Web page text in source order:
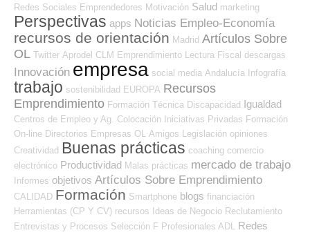
Redes Sociales Emprendedores Motivación Salud marketing
Perspectivas apps Noticias Empleo-Economía
recursos de orientación Madrid Artículos Sobre
OL Twitter Aprodel CLM Emprendimiento Lectura Fiscal descargas
Innovación empresa social media Andalucía Infografía
trabajo sostenibilidad EUROPA Recursos
Emprendimiento Formación Técnica Discapacidad Igualdad
Centros de Empleo y Ag. Colocación Iniciativas Privadas Formación
On-line Directorios Empresas OL Amigos Legislación opiniones
Creatividad Buenas prácticas coaching comercio
electrónico Productividad Malas prácticas mercado de trabajo
Informes objetivos Artículos Sobre Emprendimiento
CALIDAD Formación Smartphone blogs financiación
Herramientas (CP Y CV) recursos Ideas de Negocio Reclutamiento
Entrevistas y Procesos Selección F Profesionales ADL Redes